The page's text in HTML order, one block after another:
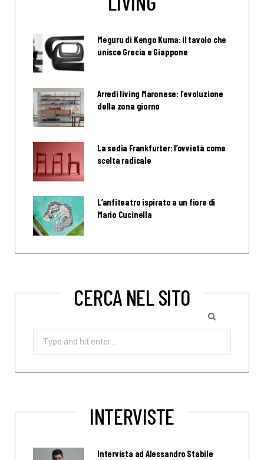
Meguru di Kengo Kuma: il tavolo che
unisce Grecia e Giappone
Arredi living Maronese: l’evoluzione
della zona giorno
La sedia Frankfurter: l’ovvietà come
scelta radicale
L’anfiteatro ispirato a un fiore di
Mario Cucinella
CERCA NEL SITO
Search
INTERVISTE
Intervista ad Alessandro Stabile